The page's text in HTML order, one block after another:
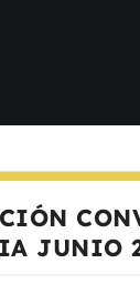
JUNIO